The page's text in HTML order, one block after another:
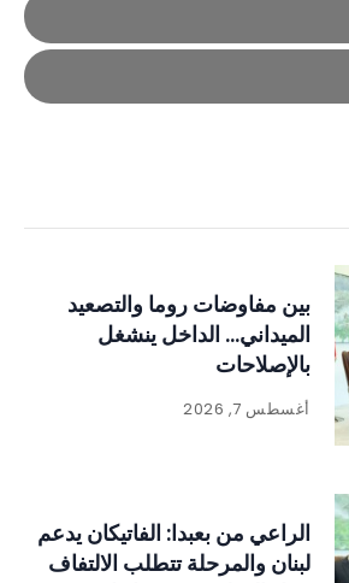
بين مفاوضات روما والتصعيد
الميداني… الداخل ينشغل
بالإصلاحات
أغسطس 7, 2026
الراعي من بعبدا: الفاتيكان يدعم
لبنان والمرحلة تتطلب الالتفاف